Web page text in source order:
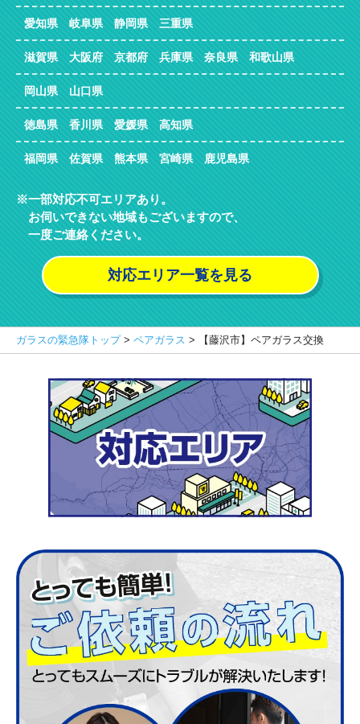
愛知県 岐阜県 静岡県 三重県
滋賀県 大阪府 京都府 兵庫県 奈良県 和歌山県
岡山県 山口県
徳島県 香川県 愛媛県 高知県
福岡県 佐賀県 熊本県 宮崎県 鹿児島県
一部対応不可エリアあり。
お伺いできない地域もございますので、
一度ご連絡ください。
対応エリア一覧を見る
ガラスの緊急隊トップ> ペアガラス > 【藤沢市】ペアガラス交換